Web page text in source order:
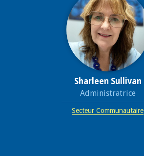
Sharleen Sullivan
Administratrice
Secteur Communautaire